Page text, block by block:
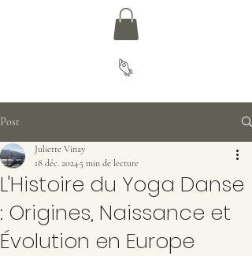
Post
L'Histoire du Yoga Danse
: Origines, Naissance et
Évolution en Europe
Juliette Vinay
18 déc. 2024 5 min de lecture